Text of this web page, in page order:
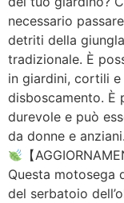
necessario
detriti della
tradizionale. È
in giardini, cortili
disboscamento. È
durevole e può
da donne e anziani.
【
Questa motosega
del serbatoio